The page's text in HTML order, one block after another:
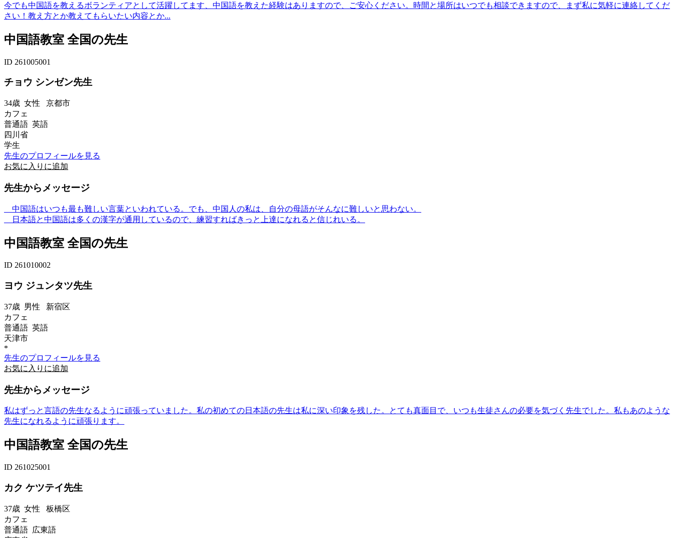
今でも中国語を教えるボランティアとして活躍してます、中国語を教えた経験はありますので、ご安心ください。時間と場所はいつでも相談できますので、まず私に気軽に連絡してくだ
さい！教え方とか教えてもらいたい内容とか...
中国語教室 全国の先生
ID 261005001
チョウ シンゼン先生
34歳 女性 京都市
カフェ
普通語 英語
四川省
学生
先生のプロフィールを見る
お気に入りに追加
先生からメッセージ
中国語はいつも最も難しい言葉といわれている。でも、中国人の私は、自分の母語がそんなに難しいと思わない。
日本語と中国語は多くの漢字が通用しているので、練習すればきっと上達になれると信じれいる。
中国語教室 全国の先生
ID 261010002
ヨウ ジュンタツ先生
37歳 男性 新宿区
カフェ
普通語 英語
天津市
*
先生のプロフィールを見る
お気に入りに追加
先生からメッセージ
私はずっと言語の先生なるように頑張っていました。私の初めての日本語の先生は私に深い印象を残した。とても真面目で、いつも生徒さんの必要を気づく先生でした。私もあのような
先生になれるように頑張ります。
中国語教室 全国の先生
ID 261025001
カク ケツテイ先生
37歳 女性 板橋区
カフェ
普通語 広東語